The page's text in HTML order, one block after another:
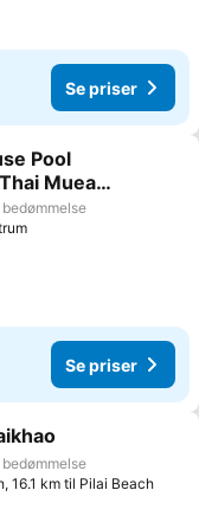
Se priser
Pool
Mueang
Se priser
16.1 km til Pilai Beach